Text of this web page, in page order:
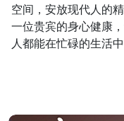
空间，安放现代人的
一位贵宾的身心健康
人都能在忙碌的生活